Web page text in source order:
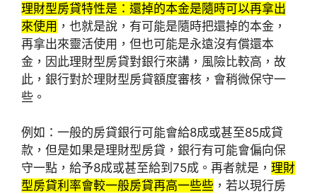
理財型房貸特性是：還掉的本金是隨時可以再拿出
來使用 ，也就是說，有可能是隨時把還掉的本金，
再拿出來靈活使用，但也可能是永遠沒有償還本
金，因此理財型房貸對銀行來講，風險比較高，故
此，銀行對於理財型房貸額度審核，會稍微保守一
些。
例如：一般的房貸銀行可能會給8成或甚至85成貸
款，但是如果是理財型房貸，銀行有可能會偏向保
守一點，給予8成或甚至給到75成。再者就是， 理財
型房貸利率會較一般房貸再高一些些 ，若以現行房